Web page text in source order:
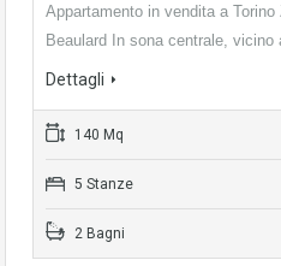
Appartamento in vendita a
Beaulard In sona centrale, vicino
Dettagli
140 Mq
5 Stanze
2 Bagni